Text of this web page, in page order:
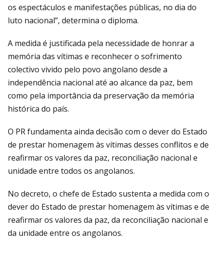
os espectáculos e manifestações públicas, no dia do
luto nacional”, determina o diploma.
A medida é justificada pela necessidade de honrar a
memória das vítimas e reconhecer o sofrimento
colectivo vivido pelo povo angolano desde a
independência nacional até ao alcance da paz, bem
como pela importância da preservação da memória
histórica do país.
O PR fundamenta ainda decisão com o dever do Estado
de prestar homenagem às vítimas desses conflitos e de
reafirmar os valores da paz, reconciliação nacional e
unidade entre todos os angolanos.
No decreto, o chefe de Estado sustenta a medida com o
dever do Estado de prestar homenagem às vítimas e de
reafirmar os valores da paz, da reconciliação nacional e
da unidade entre os angolanos.